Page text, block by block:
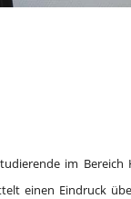
im Bereich
einen Eindruck